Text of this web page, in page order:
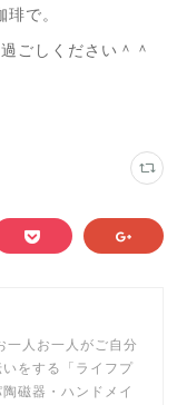
で。
ごしください＾＾
人お一人がご自分
をする「ライフプ
磁器・ハンドメイ